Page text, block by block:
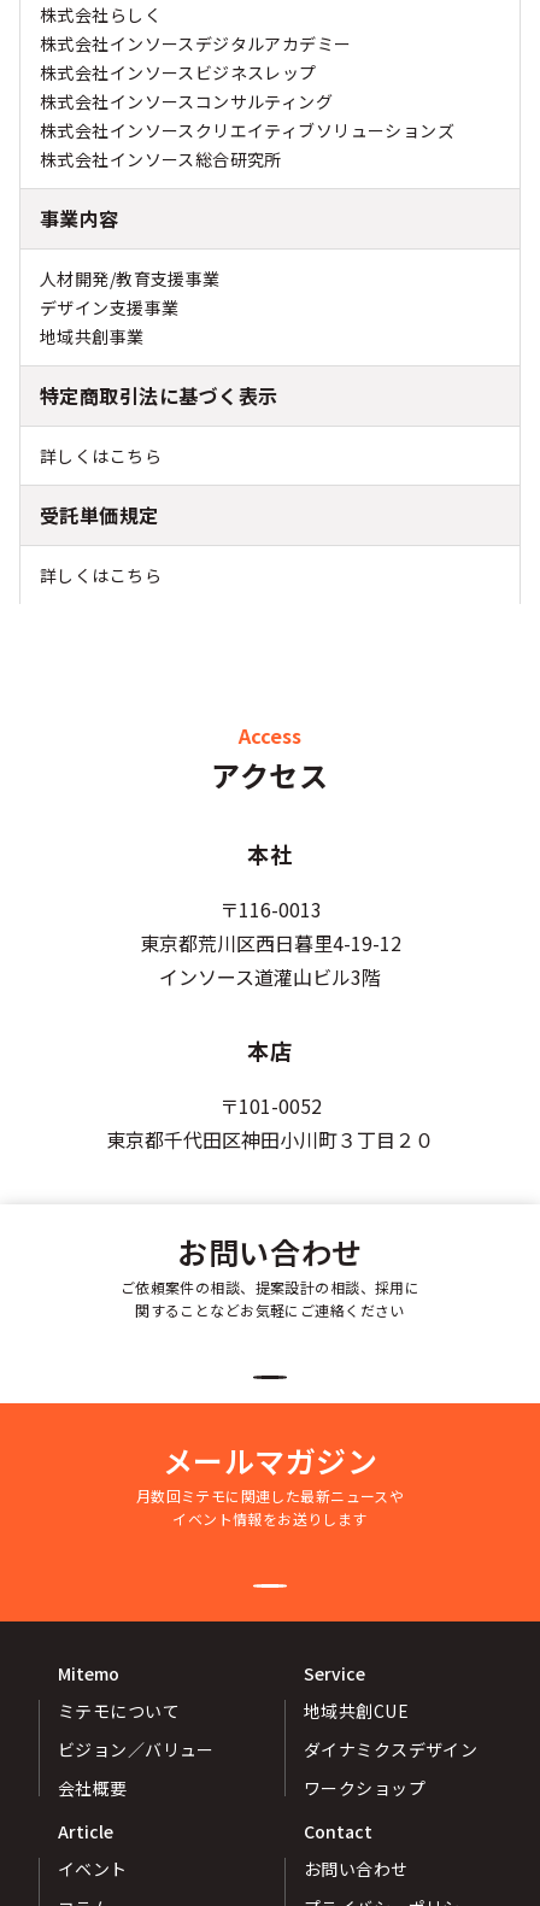
株式会社らしく
株式会社インソースデジタルアカデミー
株式会社インソースビジネスレップ
株式会社インソースコンサルティング
株式会社インソースクリエイティブソリューションズ
株式会社インソース総合研究所
事業内容
人材開発/教育支援事業
デザイン支援事業
地域共創事業
特定商取引法に基づく表示
詳しくはこちら
受託単価規定
詳しくはこちら
Access
アクセス
本社
〒116-0013
東京都荒川区西日暮里4-19-12
インソース道灌山ビル3階
本店
〒101-0052
東京都千代田区神田小川町３丁目２０
お問い合わせ
ご依頼案件の相談、提案設計の相談、採用に
関することなどお気軽にご連絡ください
メールマガジン
月数回ミテモに関連した最新ニュースや
イベント情報をお送りします
Mitemo
ミテモについて
ビジョン／バリュー
会社概要
Service
地域共創CUE
ダイナミクスデザイン
ワークショップ
Article
イベント
Contact
お問い合わせ